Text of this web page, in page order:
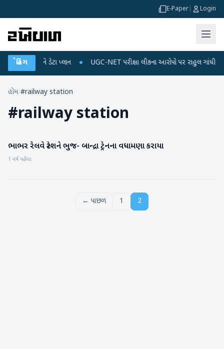
E-Paper Login
બ્રેકિંગ
રિચાર્જ અને ડેટા પ્લાન ● UGC-NET પરીક્ષા લીકના આરોપો પર રાહુલ ગાંધીએ કેન્દ્ર
હોમ/#railway station
#railway station
બનાસકાંઠા
ભાભર રેલવે સ્ટેશને ભુજ- બાન્દ્રા ટ્રેનના વધામણા કરાયા
1 વર્ષ પહેલા
← પાછળ 1 2